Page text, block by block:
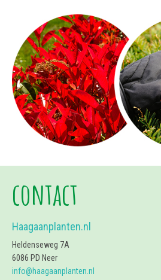
contact
Haagaanplanten.nl
Heldenseweg 7A
6086 PD Neer
info@haagaanplanten.nl